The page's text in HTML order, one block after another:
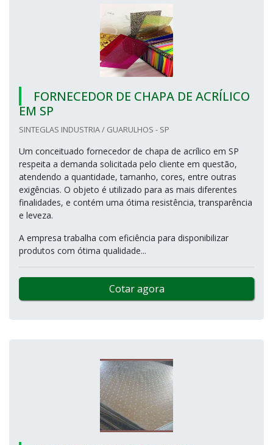
FORNECEDOR DE CHAPA DE ACRÍLICO
EM SP
SINTEGLAS INDUSTRIA / GUARULHOS - SP
Um conceituado fornecedor de chapa de acrílico em SP
respeita a demanda solicitada pelo cliente em questão,
atendendo a quantidade, tamanho, cores, entre outras
exigências. O objeto é utilizado para as mais diferentes
finalidades, e contém uma ótima resistência, transparência
e leveza.
A empresa trabalha com eficiência para disponibilizar
produtos com ótima qualidade...
Cotar agora